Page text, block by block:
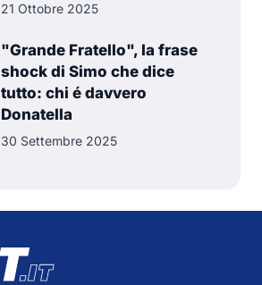
21 Ottobre 2025
"Grande Fratello", la frase
shock di Simo che dice
tutto: chi é davvero
Donatella
30 Settembre 2025